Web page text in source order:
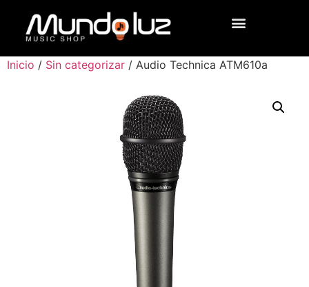
Inicio / Sin categorizar / Audio Technica ATM610a